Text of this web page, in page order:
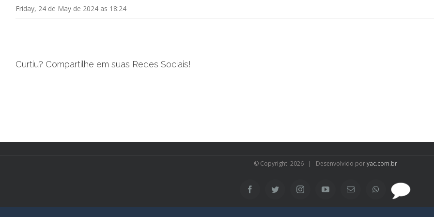
Friday, 24 de May de 2024 as 18:24
Curtiu? Compartilhe em suas Redes Sociais!
© Copyright 2026 | Desenvolvido poryac.com.br
FacebookTwitter InstagramYouTubeEmail WhatsApp
SAC